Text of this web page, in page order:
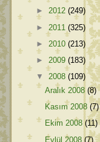
► 2012 (249)
► 2011 (325)
► 2010 (213)
► 2009 (183)
▼ 2008 (109)
Aralık 2008(8)
Kasım 2008(7)
Ekim 2008(11)
Eylül 2008(7)